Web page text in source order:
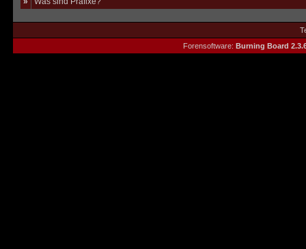
Forensoftware: Burning Board